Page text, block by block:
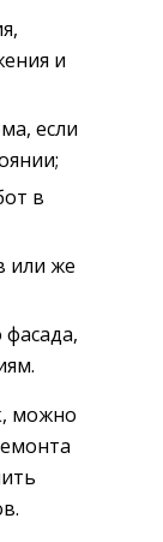
и
если
в
или же
можно